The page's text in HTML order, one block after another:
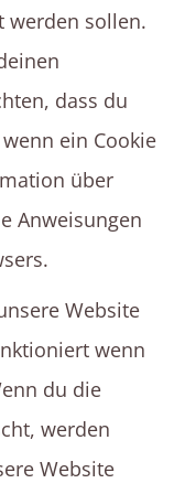
werden sollen.
dass du
ein Cookie
über
Anweisungen
Website
wenn
du die
werden
Website